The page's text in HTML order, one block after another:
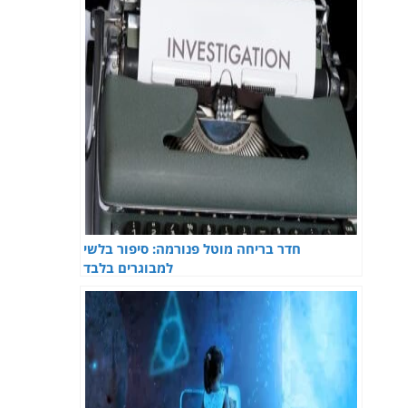
חדר בריחה מוטל פנורמה: סיפור בלשי
למבוגרים בלבד